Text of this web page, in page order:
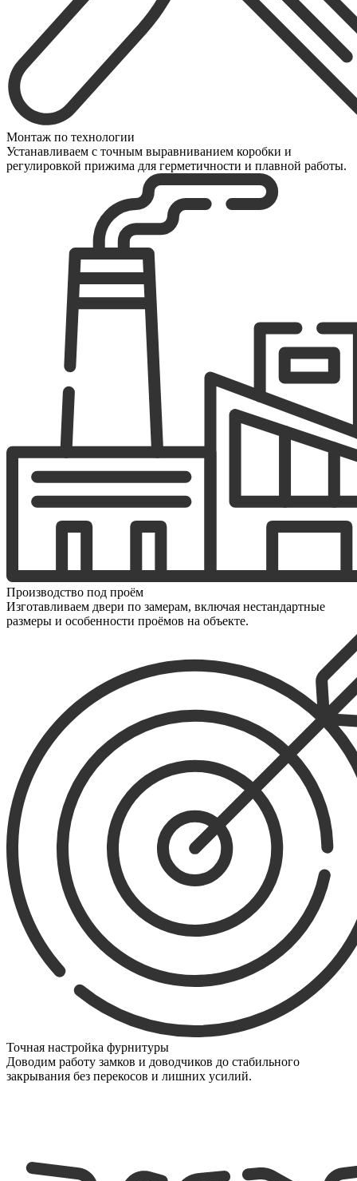
Монтаж по технологии
Устанавливаем с точным выравниванием коробки и
регулировкой прижима для герметичности и плавной работы.
Производство под проём
Изготавливаем двери по замерам, включая нестандартные
размеры и особенности проёмов на объекте.
Точная настройка фурнитуры
Доводим работу замков и доводчиков до стабильного
закрывания без перекосов и лишних усилий.